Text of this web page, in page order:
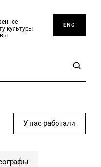
культуры
ENG
У нас работали